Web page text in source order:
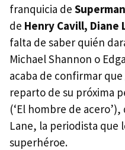
franquicia de Superman
de Henry Cavill, Diane
falta de saber quién
Michael Shannon o
acaba de confirmar que
reparto de su próxima
(‘El hombre de
Lane, la periodista que
superhéroe.